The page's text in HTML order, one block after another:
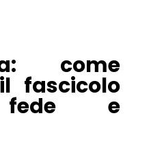
come
fascicolo
fede e